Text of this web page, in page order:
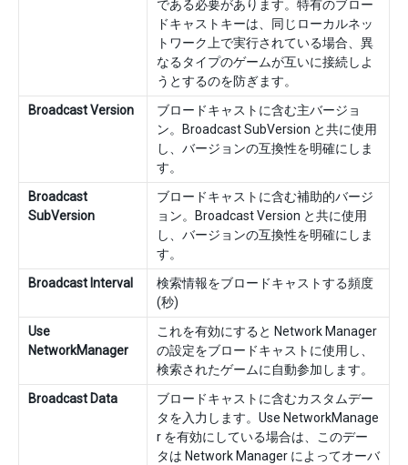
である必要があります。特有のブロー
ドキャストキーは、同じローカルネッ
トワーク上で実行されている場合、異
なるタイプのゲームが互いに接続しよ
うとするのを防ぎます。
Broadcast Version
ブロードキャストに含む主バージョ
ン。Broadcast SubVersion と共に使用
し、バージョンの互換性を明確にしま
す。
Broadcast
SubVersion
ブロードキャストに含む補助的バージ
ョン。Broadcast Version と共に使用
し、バージョンの互換性を明確にしま
す。
Broadcast Interval
検索情報をブロードキャストする頻度
(秒)
Use
NetworkManager
これを有効にすると Network Manager
の設定をブロードキャストに使用し、
検索されたゲームに自動参加します。
Broadcast Data
ブロードキャストに含むカスタムデー
タを入力します。Use NetworkManage
r を有効にしている場合は、このデー
タは Network Manager によってオーバ